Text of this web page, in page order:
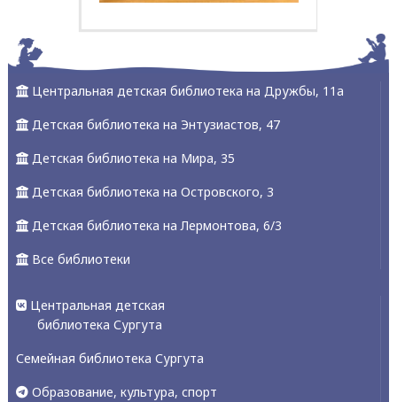
Центральная детская библиотека на Дружбы, 11а
Детская библиотека на Энтузиастов, 47
Детская библиотека на Мира, 35
Детская библиотека на Островского, 3
Детская библиотека на Лермонтова, 6/3
Все библиотеки
Центральная детская
библиотека Сургута
Семейная библиотека Сургута
Образование, культура, спорт